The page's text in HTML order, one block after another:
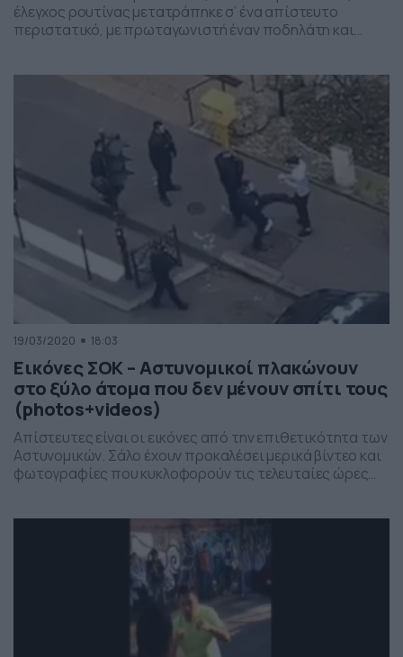
έλεγχος ρουτίνας μετατράπηκε σ’ ένα απίστευτο
περιστατικό, με πρωταγωνιστή έναν ποδηλάτη και
καραντίνας για την αντιμετώπιση του κορονοϊού.
Ωστόσο, ο ποδηλάτης όχι μόνο δεν σταμάτησε στον
έλεγχο, αλλά έκανε κάτι που […]
19/03/2020 18:03
Εικόνες ΣΟΚ – Αστυνομικοί πλακώνουν
στο ξύλο άτομα που δεν μένουν σπίτι τους
(photos+videos)
Απίστευτες είναι οι εικόνες από την επιθετικότητα των
Αστυνομικών. Σάλο έχουν προκαλέσει μερικά βίντεο και
φωτογραφίες που κυκλοφορούν τις τελευταίες ώρες
κυκλοφορούν στον δρόμο χωρίς να έχουν τα
απαραίτητα έγγραφα. Το […]